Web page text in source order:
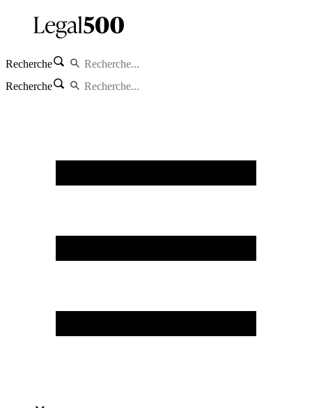
Recherche
Recherche